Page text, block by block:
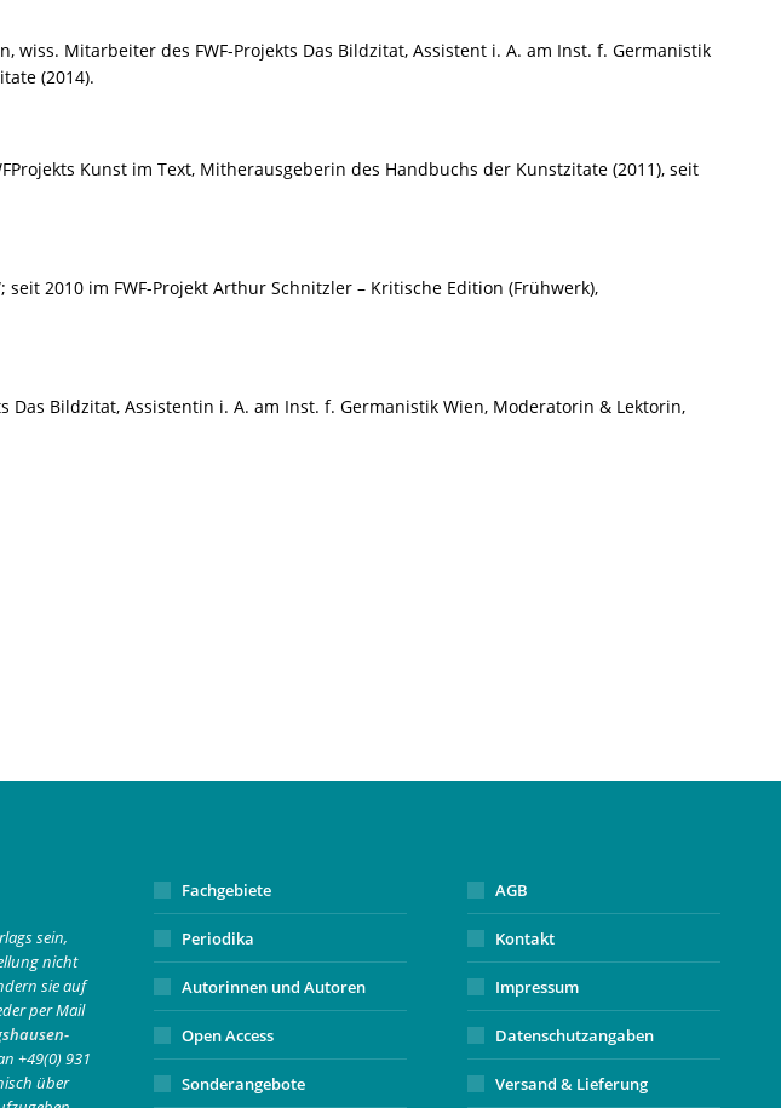
Mitarbeiter des FWF-Projekts Das Bildzitat, Assistent i. A. am Inst. f. Germanistik
(2014).
Kunst im Text, Mitherausgeberin des Handbuchs der Kunstzitate (2011), seit
2010 im FWF-Projekt Arthur Schnitzler – Kritische Edition (Frühwerk),
Bildzitat, Assistentin i. A. am Inst. f. Germanistik Wien, Moderatorin & Lektorin,
sein,
nicht
sie auf
per Mail
+49(0) 931
über
Fachgebiete
Periodika
Autorinnen und Autoren
Open Access
Sonderangebote
AGB
Kontakt
Impressum
Datenschutzangaben
Versand & Lieferung